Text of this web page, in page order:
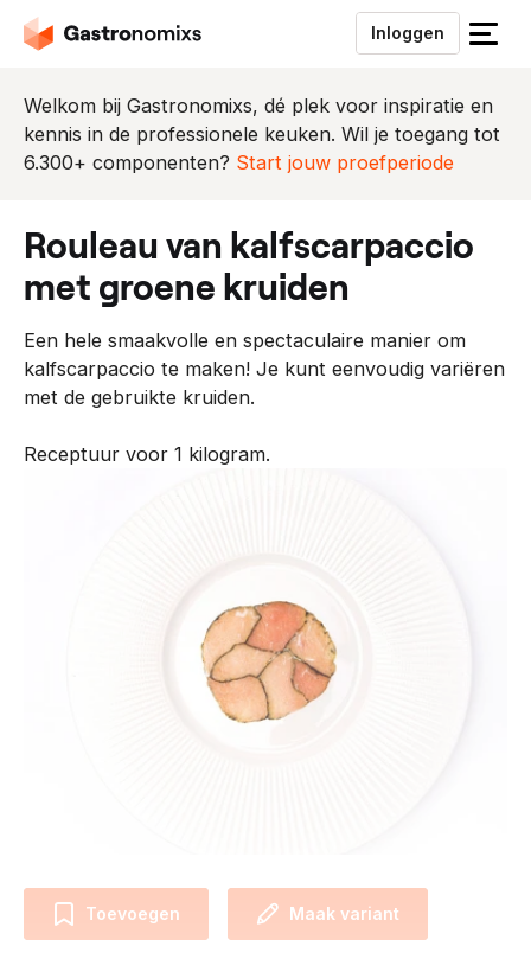
Inloggen
S
u
i
t
u
Welkom bij Gastronomixs, dé plek voor inspiratie en
kennis in de professionele keuken. Wil je toegang tot
6.300+ componenten? Start jouw proefperiode
rouleau van kalfscarpaccio
met groene kruiden
Een hele smaakvolle en spectaculaire manier om
kalfscarpaccio te maken! Je kunt eenvoudig variëren
met de gebruikte kruiden.
Receptuur voor 1 kilogram.
Toevoegen Maak variant